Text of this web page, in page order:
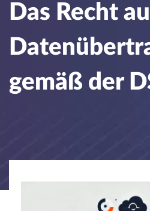
Das Recht
gemäß der